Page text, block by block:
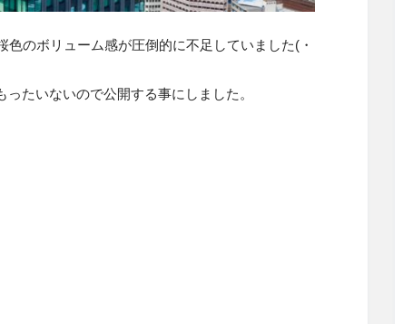
のボリューム感が圧倒的に不足していました(・
たいないので公開する事にしました。